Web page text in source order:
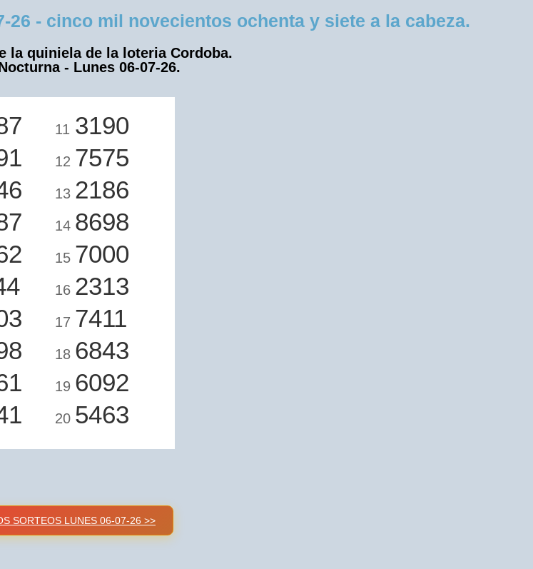
- cinco mil novecientos ochenta y siete a la cabeza.
la quiniela de la loteria Cordoba.
- Lunes 06-07-26.
11 3190
12 7575
13 2186
14 8698
15 7000
16 2313
17 7411
18 6843
19 6092
20 5463
SORTEOS LUNES 06-07-26 >>